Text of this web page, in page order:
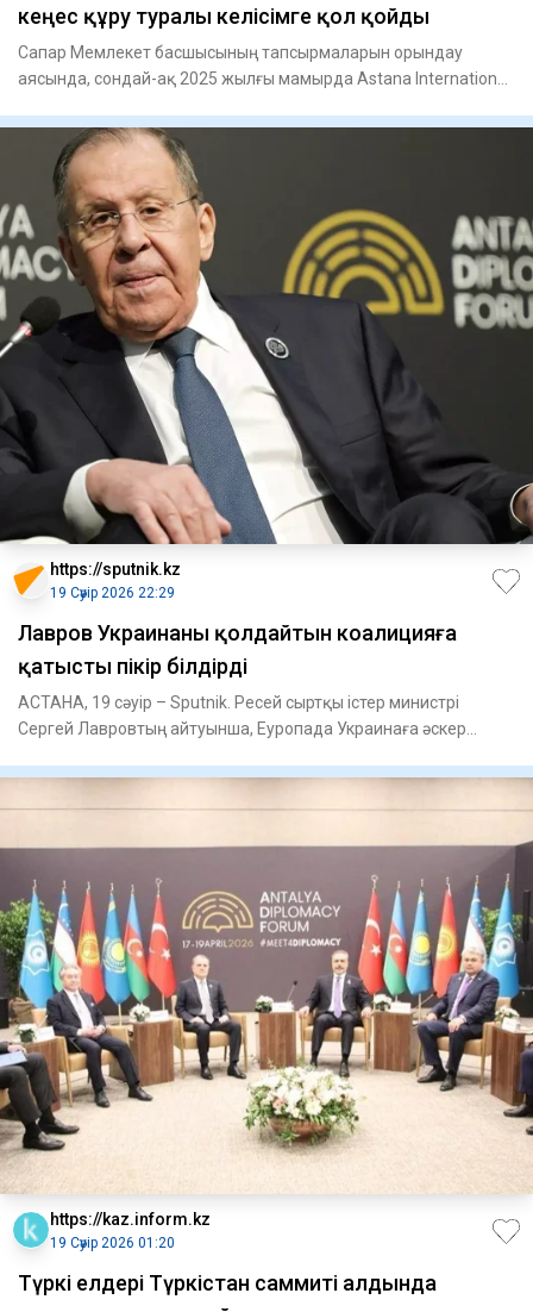
кеңес құру туралы келісімге қол қойды
Сапар Мемлекет басшысының тапсырмаларын орындау
аясында, сондай-ақ 2025 жылғы мамырда Astana International
https://sputnik.kz
19 Сәуір 2026 22:29
Лавров Украинаны қолдайтын коалицияға
қатысты пікір білдірді
АСТАНА, 19 сәуір – Sputnik. Ресей сыртқы істер министрі
Сергей Лавровтың айтуынша, Еуропада Украинаға әскер
https://kaz.inform.kz
19 Сәуір 2026 01:20
Түркі елдері Түркістан саммиті алдында